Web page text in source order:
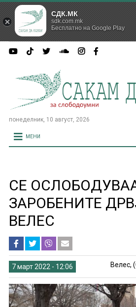
понеделник, 10 август, 2026
МЕНИ
СЕ
ЗАРОБЕНИТЕ
ВЕЛЕС
7 март 2022 - 12:06
СДК.МК
sdk.com.mk
Бесплатно на Google Play